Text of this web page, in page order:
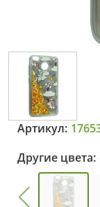
Артикул:
Другие цвета: